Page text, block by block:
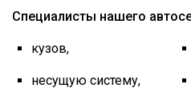
Специалисты нашего
кузов,
несущую систему,